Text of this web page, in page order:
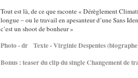
Tout est là, de ce que raconte « Dérèglement
longue – ou le travail en apesanteur d’une Sans
c’est unshoot de bonheur »
Photo - dr Texte - Virginie Despentes (biographe
Bonus : teaser du clip du single Changement de